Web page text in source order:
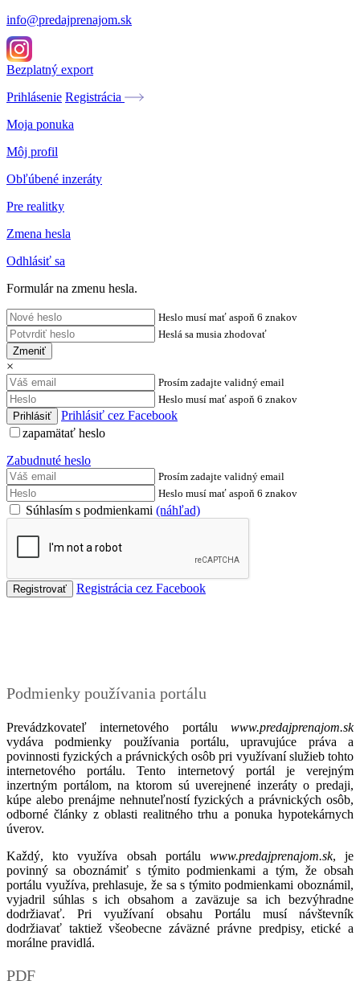
info@predajprenajom.sk
Bezplatný export
Prihlásenie Registrácia
Moja ponuka
Môj profil
Obľúbené inzeráty
Pre realitky
Zmena hesla
Odhlásiť sa
Formulár na zmenu hesla.
Heslo musí mať aspoň 6 znakov
Heslá sa musia zhodovať
Zmeniť
×
Prosím zadajte validný email
Heslo musí mať aspoň 6 znakov
Prihlásiť cez Facebook
zapamätať heslo
Zabudnuté heslo
Prosím zadajte validný email
Heslo musí mať aspoň 6 znakov
Súhlasím s podmienkami (náhľad)
Registrácia cez Facebook
Podmienky používania portálu
Prevádzkovateľ internetového portálu www.predajprenajom.sk
vydáva podmienky používania portálu, upravujúce práva a
povinnosti fyzických a právnických osôb pri využívaní služieb tohto
internetového portálu. Tento internetový portál je verejným
inzertným portálom, na ktorom sú uverejnené inzeráty o predaji,
kúpe alebo prenájme nehnuteľností fyzických a právnických osôb,
odborné články z oblasti realitného trhu a ponuka hypotekárnych
úverov.
Každý, kto využíva obsah portálu www.predajprenajom.sk, je
povinný sa oboznámiť s týmito podmienkami a tým, že obsah
portálu využíva, prehlasuje, že sa s týmito podmienkami oboznámil,
vyjadril súhlas s ich obsahom a zaväzuje sa ich bezvýhradne
dodržiavať. Pri využívaní obsahu Portálu musí návštevník
dodržiavať taktiež všeobecne záväzné právne predpisy, etické a
morálne pravidlá.
PDF